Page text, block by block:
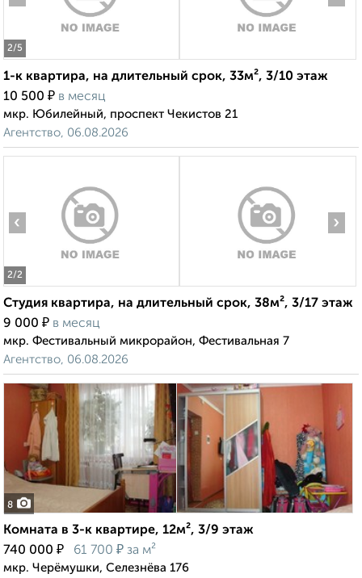
2/5
1-к квартира, на длительный срок, 33м², 3/10 этаж
10 500 ₽ в месяц
мкр. Юбилейный, проспект Чекистов 21
Агентство, 06.08.2026
2/2
‹ ›
Студия квартира, на длительный срок, 38м², 3/17 этаж
9 000 ₽ в месяц
мкр. Фестивальный микрорайон, Фестивальная 7
Агентство, 06.08.2026
8
Комната в 3-к квартире, 12м², 3/9 этаж
740 000 ₽ 61 700 ₽ за м²
мкр. Черёмушки, Селезнёва 176